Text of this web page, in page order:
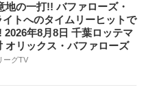
地の一打!! バファローズ・
トへのタイムリーヒットで
2026年8月8日 千葉ロッテマ
オリックス・バファローズ
ーグTV